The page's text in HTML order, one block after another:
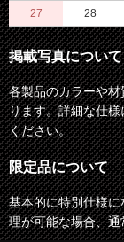
27 28
掲載写真について
各製品のカラーや
ります。詳細な仕
ください。
限定品について
基本的に特別仕様
理が可能な場合、